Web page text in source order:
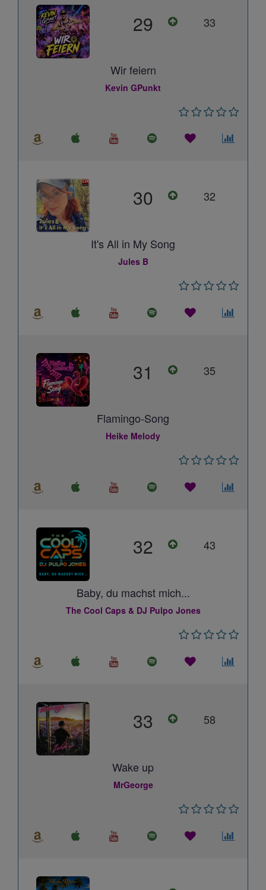
29 33
Wir feiern
Kevin GPunkt
30 32
It's All in My Song
Jules B
31 35
Flamingo-Song
Heike Melody
32 43
Baby, du machst mich...
The Cool Caps & DJ Pulpo Jones
33 58
Wake up
MrGeorge